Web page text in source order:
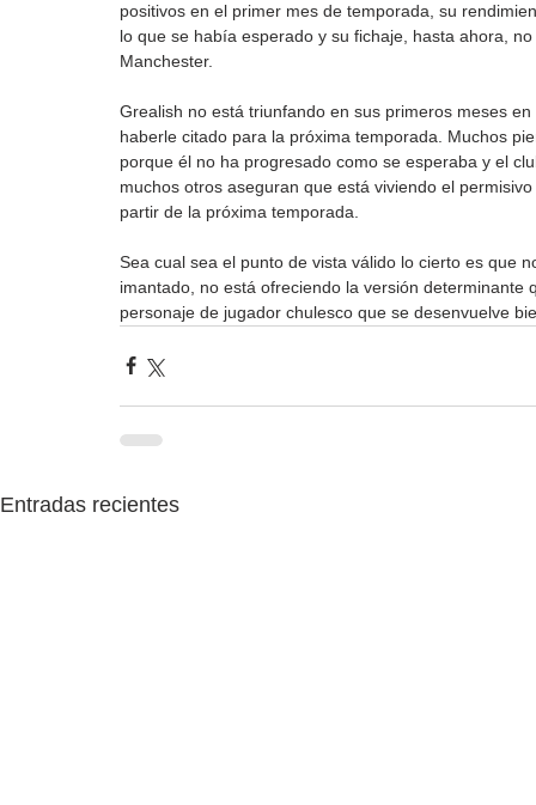
positivos en el primer mes de temporada, su
lo que se había esperado y su fichaje, hasta ahora,
Manchester.
Grealish no está triunfando en sus primeros meses
haberle citado para la próxima temporada. Muchos
porque él no ha progresado como se esperaba y el
muchos otros aseguran que está viviendo el
partir de la próxima temporada.
Sea cual sea el punto de vista válido lo cierto es que
imantado, no está ofreciendo la versión
personaje de jugador chulesco que se desenvuelve
Entradas recientes